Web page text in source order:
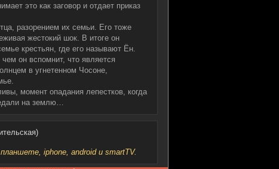
это как заговор и отдает приказ
разорением их семьи. Его тоже
жестокий шок. В итоге он
крестьян, где его называют Ён.
он вспомнит, что является
в угнетенном Чосоне,
момент опадания лепестков, когда
на землю…
iphone, android и smartTV.